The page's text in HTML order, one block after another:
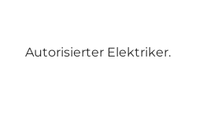
Autorisierter Elektriker.